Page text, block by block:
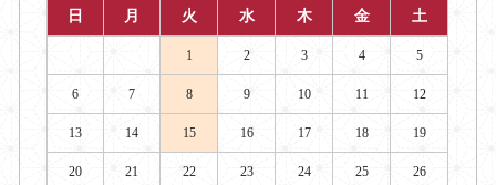
日 月 火 水 木 金 土
1 2 3 4 5
6 7 8 9 10 11 12
13 14 15 16 17 18 19
20 21 22 23 24 25 26